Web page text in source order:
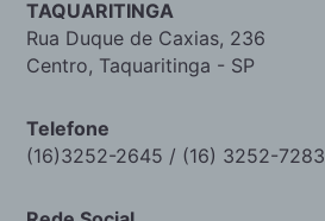
TAQUARITINGA
Rua Duque de Caxias, 236
Centro, Taquaritinga - SP
Telefone
(16)3252-2645 / (16) 3252-7283